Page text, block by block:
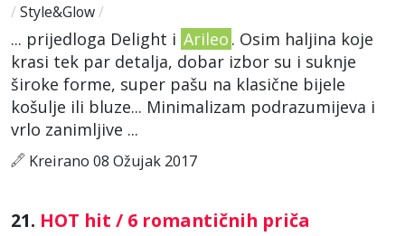
/ Style&Glow/
... prijedloga Delight i Arileo . Osim haljina koje
krasi tek par detalja, dobar izbor su i suknje
široke forme, super pašu na klasične bijele
košulje ili bluze... Minimalizam podrazumijeva i
vrlo zanimljive ...
Kreirano 08 Ožujak 2017
21. HOT hit / 6 romantičnih priča